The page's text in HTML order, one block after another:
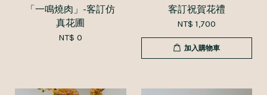
「一鳴燒肉」-客訂仿
真花圃
NT$ 0
客訂祝賀花禮
NT$ 1,700
加入購物車